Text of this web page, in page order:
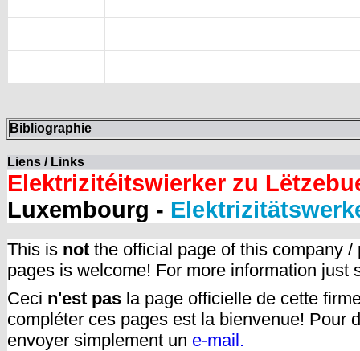
Bibliographie
Liens / Links
Elektrizitéitswierker zu
Luxembourg -
This is not the official page of this company
pages is welcome! For more information just
Ceci n'est pas la page officielle de cette
compléter ces pages est la bienvenue! Pour
envoyer simplement un e-mail.